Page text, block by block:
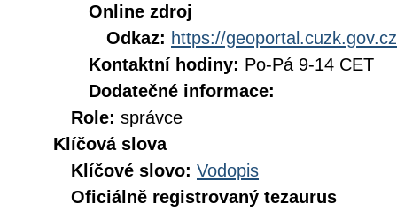
Online zdroj
Odkaz: https://geoportal.cuzk.gov.cz
Kontaktní hodiny: Po-Pá 9-14 CET
Dodatečné informace:
Role: správce
Klíčová slova
Klíčové slovo: Vodopis
Oficiálně registrovaný tezaurus